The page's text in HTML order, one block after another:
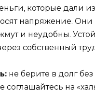
которые дали
напряжение. Они
и неудобны.
собственный
не берите в долг
соглашайтесь на